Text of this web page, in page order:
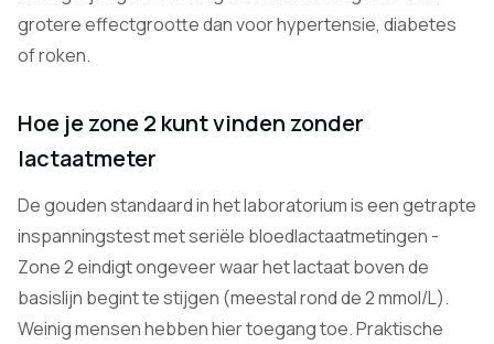
grotere effectgrootte dan voor hypertensie, diabetes
of roken.
Hoe je zone 2 kunt vinden zonder
lactaatmeter
De gouden standaard in het laboratorium is een getrapte
inspanningstest met seriële bloedlactaatmetingen -
Zone 2 eindigt ongeveer waar het lactaat boven de
basislijn begint te stijgen (meestal rond de 2 mmol/L).
Weinig mensen hebben hier toegang toe. Praktische